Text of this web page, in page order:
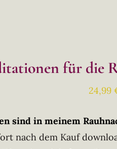
für die
24,99
sind in meinem
nach dem Kauf